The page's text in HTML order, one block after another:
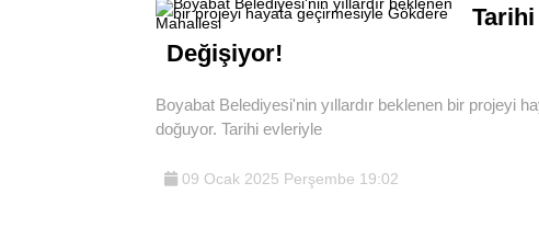
Değişiyor!
Boyabat Belediyesi'nin yıllardır beklenen bir projeyi
doğuyor. Tarihi evleriyle
09 Ocak 2025 Perşembe 19:02